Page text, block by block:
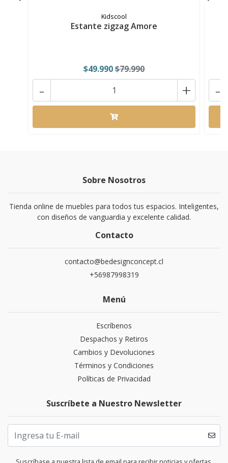
Kidscool
Estante zigzag Amore
$49.990$79.990
+
- -
Sobre Nosotros
Tienda online de muebles para todos tus espacios. Inteligentes,
con diseños de vanguardia y excelente calidad.
Contacto
contacto@bedesignconcept.cl
+56987998319
Menú
Escríbenos
Despachos y Retiros
Cambios y Devoluciones
Términos y Condiciones
Políticas de Privacidad
Suscríbete a Nuestro Newsletter